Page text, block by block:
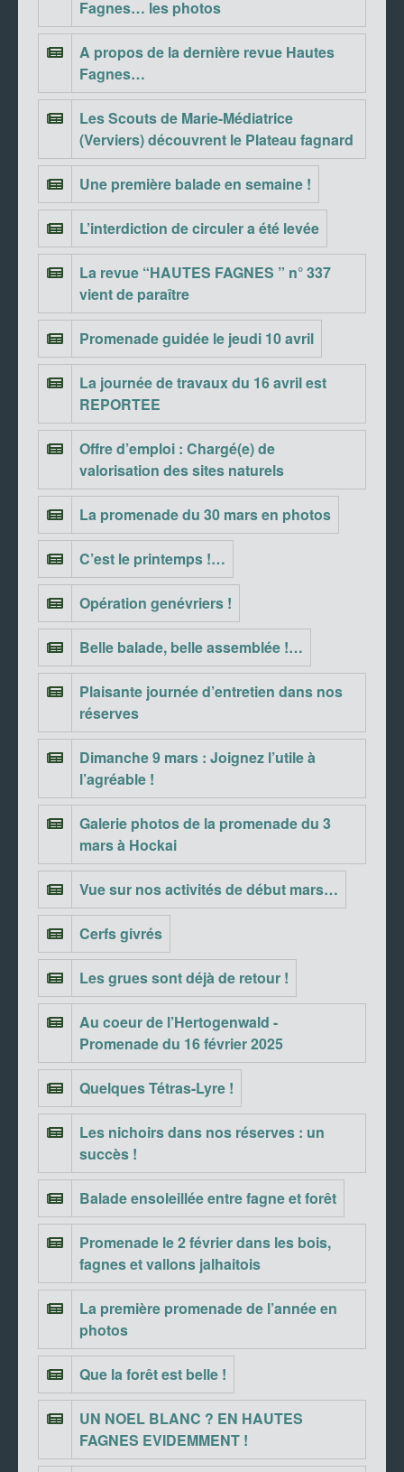
Fagnes… les photos
A propos de la dernière revue Hautes
Fagnes…
Les Scouts de Marie-Médiatrice
(Verviers) découvrent le Plateau fagnard
Une première balade en semaine !
L’interdiction de circuler a été levée
La revue “HAUTES FAGNES ” n° 337
vient de paraître
Promenade guidée le jeudi 10 avril
La journée de travaux du 16 avril est
REPORTEE
Offre d’emploi : Chargé(e) de
valorisation des sites naturels
La promenade du 30 mars en photos
C’est le printemps !…
Opération genévriers !
Belle balade, belle assemblée !…
Plaisante journée d’entretien dans nos
réserves
Dimanche 9 mars : Joignez l’utile à
l’agréable !
Galerie photos de la promenade du 3
mars à Hockai
Vue sur nos activités de début mars…
Cerfs givrés
Les grues sont déjà de retour !
Au coeur de l’Hertogenwald -
Promenade du 16 février 2025
Quelques Tétras-Lyre !
Les nichoirs dans nos réserves : un
succès !
Balade ensoleillée entre fagne et forêt
Promenade le 2 février dans les bois,
fagnes et vallons jalhaitois
La première promenade de l’année en
photos
Que la forêt est belle !
UN NOEL BLANC ? EN HAUTES
FAGNES EVIDEMMENT !